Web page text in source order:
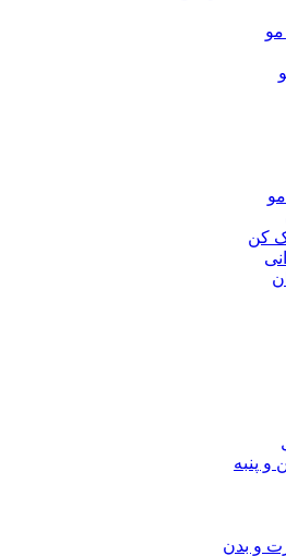
کن
و پنبه
و بدن